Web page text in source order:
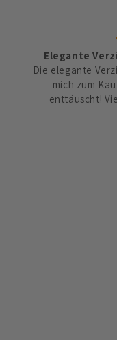
Elegante
Die elegante
mich zum
enttäuscht!